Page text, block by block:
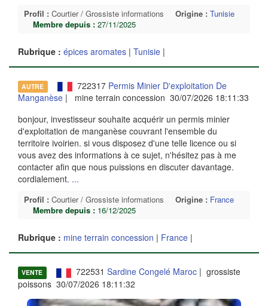
Profil : Courtier / Grossiste informations Origine : Tunisie
Membre depuis : 27/11/2025
Rubrique : épices aromates | Tunisie |
AUTRE 722317 Permis Minier D'exploitation De
Manganèse | mine terrain concession 30/07/2026 18:11:33
bonjour, investisseur souhaite acquérir un permis minier
d'exploitation de manganèse couvrant l'ensemble du
territoire ivoirien. si vous disposez d'une telle licence ou si
vous avez des informations à ce sujet, n'hésitez pas à me
contacter afin que nous puissions en discuter davantage.
cordialement. ...
Profil : Courtier / Grossiste informations Origine : France
Membre depuis : 16/12/2025
Rubrique : mine terrain concession | France |
VENTE 722531 Sardine Congelé Maroc| grossiste
poissons 30/07/2026 18:11:32